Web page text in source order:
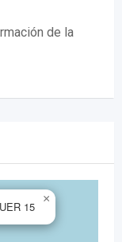
de la
15
×